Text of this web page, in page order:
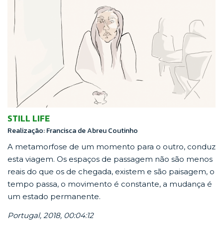
STILL LIFE
Realização: Francisca de Abreu Coutinho
A metamorfose de um momento para o outro, conduz
esta viagem. Os espaços de passagem não são menos
reais do que os de chegada, existem e são paisagem, o
tempo passa, o movimento é constante, a mudança é
um estado permanente.
Portugal, 2018, 00:04:12